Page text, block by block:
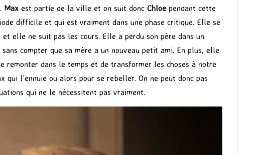
Max est partie de la ville et on suit donc Chloe pendant cette
difficile et qui est vraiment dans une phase critique. Elle se
elle ne suit pas les cours. Elle a perdu son père dans un
compter que sa mère a un nouveau petit ami. En plus, elle
remonter dans le temps et de transformer les choses à notre
qui l’ennuie ou alors pour se rebeller. On ne peut donc pas
qui ne le nécessitent pas vraiment.